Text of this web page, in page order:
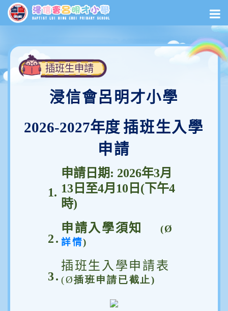
插班生申請
浸信會呂明才小學
2026-2027年度 插班生入學
申請
1.
申請日 期: 2026年3月
13 日至4月 10 日(下午4
時)
2.
申請入學須知 (Ø
詳情)
3.
插班生入學申請表
(Ø插班申請已截止)